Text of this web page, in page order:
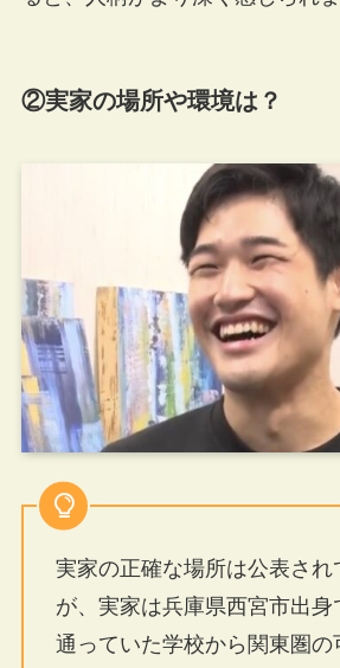
②実家の場所や環境は？
実家の正確な場所は公表され
が、実家は兵庫県西宮市出身
通っていた学校から関東圏の